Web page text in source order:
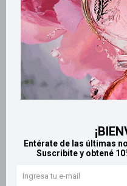
Entérate de las últimas
Suscribite y obtené
250